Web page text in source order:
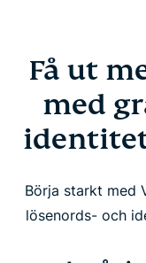
Få ut
med
Börja starkt med
lösenords- och